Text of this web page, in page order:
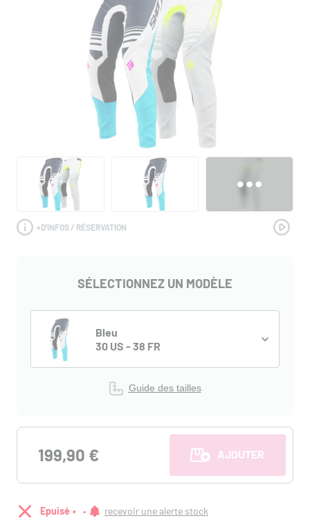
+D'INFOS / RÉSERVATION
SÉLECTIONNEZ UN MODÈLE
Bleu
30 US - 38 FR
Guide des tailles
199,90 € AJOUTER AU
Epuisé recevoir une alerte stock